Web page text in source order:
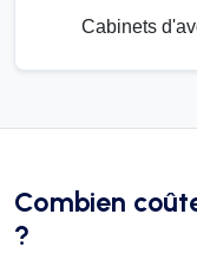
Cabinets
Combien
?